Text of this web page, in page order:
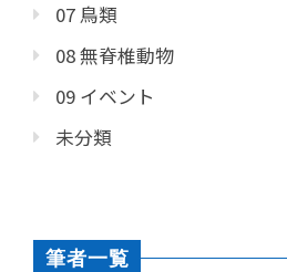
07 鳥類
08 無脊椎動物
09 イベント
未分類
筆者一覧